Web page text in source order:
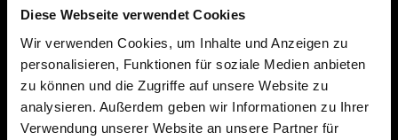
Diese Webseite verwendet Cookies
Wir verwenden Cookies, um Inhalte und Anzeigen zu
personalisieren, Funktionen für soziale Medien anbieten
zu können und die Zugriffe auf unsere Website zu
analysieren. Außerdem geben wir Informationen zu Ihrer
Verwendung unserer Website an unsere Partner für